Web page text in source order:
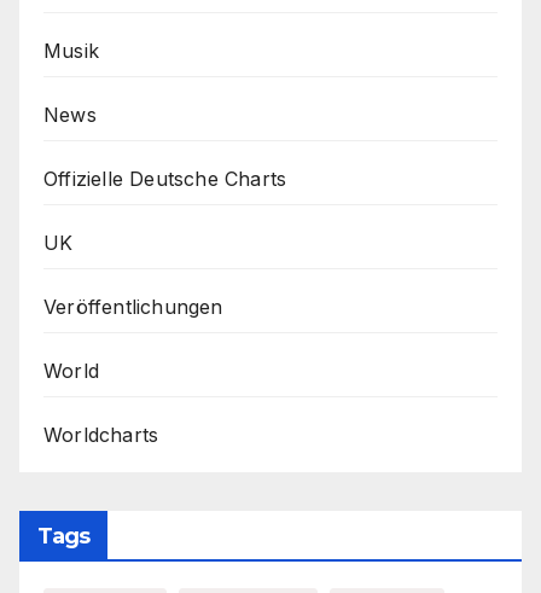
Musik
News
Offizielle Deutsche Charts
UK
Veröffentlichungen
World
Worldcharts
Tags